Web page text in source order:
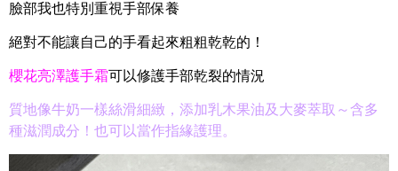
臉部我也特別重視手部保養
絕對不能讓自己的手看起來粗粗乾乾的！
櫻花亮澤護手霜可以修護手部乾裂的情況
質地像牛奶一樣絲滑細緻， 添加乳木果油及大麥萃取～含多
種滋潤成分！ 也可以當作指緣護理。